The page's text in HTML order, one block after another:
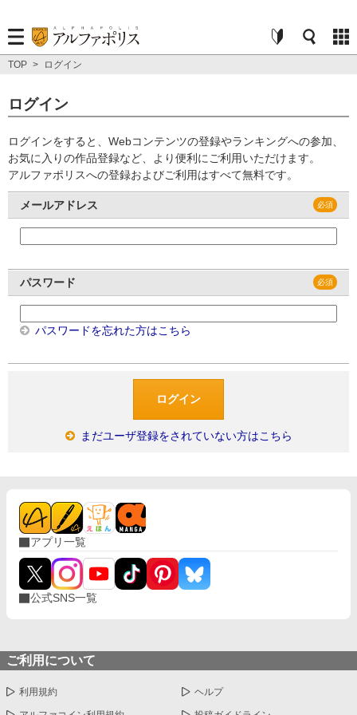
TOP > ログイン
ログイン
ログインをすると、Webコンテンツの登録やランキングへの参加、
お気に入りの作品登録など、より便利にご利用いただけます。
アルファポリスへの登録およびご利用はすべて無料です。
メールアドレス
パスワード
パスワードを忘れた方はこちら
まだユーザ登録をされていない方はこちら
アプリ一覧
公式SNS一覧
ご利用について
利用規約 ヘルプ